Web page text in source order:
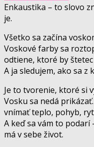
Enkaustika – to slovo
je.
Všetko sa začína
Voskové farby sa
odtiene, ktoré by
A ja sledujem, ako sa z
Je to tvorenie, ktoré si
Vosku sa nedá
vnímať teplo, pohyb,
A keď sa vám to podarí
má v sebe život.